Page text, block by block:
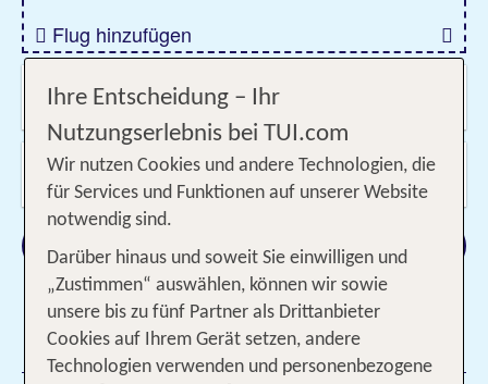
Flug hinzufügen
Wann & wie lange?
08.08.2026 - 04.06.2027, Beliebig
Wer reist mit?
2 Erwachsene
Suchen
4 Filter hinzugefügt
Ihre Entscheidung – Ihr
Nutzungserlebnis bei TUI.com
Wir nutzen Cookies und andere Technologien, die
für Services und Funktionen auf unserer Website
notwendig sind.
Darüber hinaus und soweit Sie einwilligen und
„Zustimmen“ auswählen, können wir sowie
unsere bis zu fünf Partner als Drittanbieter
Cookies auf Ihrem Gerät setzen, andere
Technologien verwenden und personenbezogene